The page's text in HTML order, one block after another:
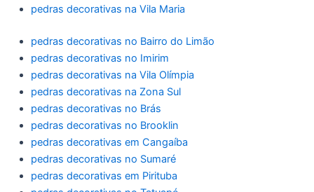
pedras decorativas na Vila Maria
pedras decorativas no Bairro do Limão
pedras decorativas no Imirim
pedras decorativas na Vila Olímpia
pedras decorativas na Zona Sul
pedras decorativas no Brás
pedras decorativas no Brooklin
pedras decorativas em Cangaíba
pedras decorativas no Sumaré
pedras decorativas em Pirituba